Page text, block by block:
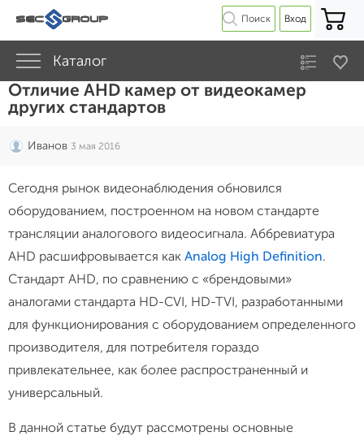
Поиск Вход
Каталог
Отличие AHD камер от видеокамер
других стандартов
Иванов 3 мая 2016
Сегодня рынок видеонаблюдения обновился
оборудованием, построенном на новом стандарте
трансляции аналогового видеосигнала. Аббревиатура
AHD расшифровывается как Analog High Definition.
Стандарт AHD, по сравнению с «брендовыми»
аналогами стандарта HD-CVI, HD-TVI, разработанными
для функционирования с оборудованием определенного
производителя, для потребителя гораздо
привлекательнее, как более распространенный и
универсальный.
В данной статье будут рассмотрены основные